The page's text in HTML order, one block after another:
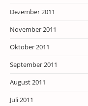
Dezember 2011
November 2011
Oktober 2011
September 2011
August 2011
Juli 2011